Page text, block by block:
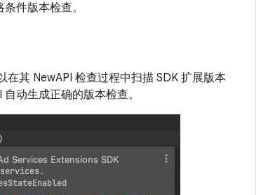
件版本检查。
其 NewAPI 检查过程中扫描 SDK 扩展版本
动生成正确的版本检查。